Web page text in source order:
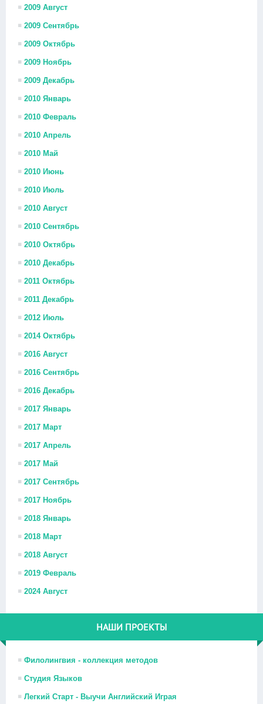
2009 Август
2009 Сентябрь
2009 Октябрь
2009 Ноябрь
2009 Декабрь
2010 Январь
2010 Февраль
2010 Апрель
2010 Май
2010 Июнь
2010 Июль
2010 Август
2010 Сентябрь
2010 Октябрь
2010 Декабрь
2011 Октябрь
2011 Декабрь
2012 Июль
2014 Октябрь
2016 Август
2016 Сентябрь
2016 Декабрь
2017 Январь
2017 Март
2017 Апрель
2017 Май
2017 Сентябрь
2017 Ноябрь
2018 Январь
2018 Март
2018 Август
2019 Февраль
2024 Август
НАШИ ПРОЕКТЫ
Филолингвия - коллекция методов
Студия Языков
Легкий Старт - Выучи Английский Играя